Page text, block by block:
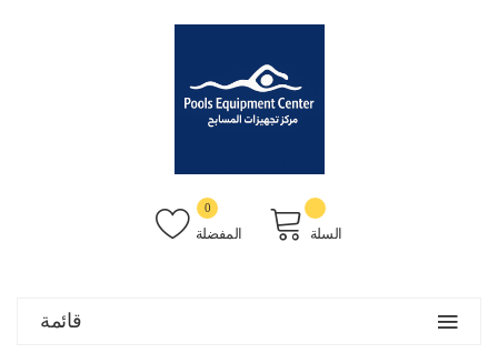
المفضلة
0
السلة
قائمة